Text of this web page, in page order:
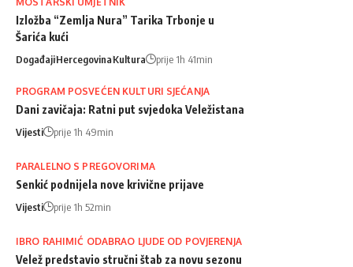
Izložba “Zemlja Nura” Tarika Trbonje u
Šarića kući
DogađajiHercegovinaKultura prije 1h 41min
PROGRAM POSVEĆEN KULTURI SJEĆANJA
Dani zavičaja: Ratni put svjedoka Veležistana
Vijesti prije 1h 49min
PARALELNO S PREGOVORIMA
Senkić podnijela nove krivične prijave
Vijesti prije 1h 52min
IBRO RAHIMIĆ ODABRAO LJUDE OD POVJERENJA
Velež predstavio stručni štab za novu sezonu